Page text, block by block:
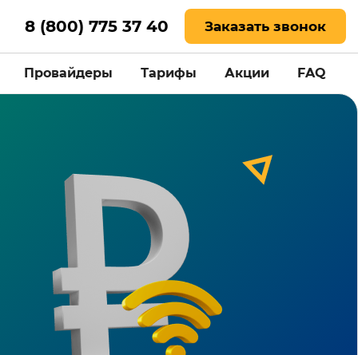
8 (800) 775 37 40 Заказать звонок
Провайдеры Тарифы Акции FAQ